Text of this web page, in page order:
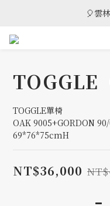
🎈雲
🎈雲
🎁 消費滿8萬享95折
TOGGLE
TOGGLE單椅
OAK 9005+GORDON
69*76*75cmH
NT$36,000